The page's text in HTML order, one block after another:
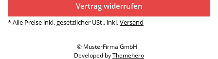
Vertrag widerrufen
* Alle Preise inkl. gesetzlicher USt., inkl.Versand
© MusterFirma GmbH
Developed byThemehero